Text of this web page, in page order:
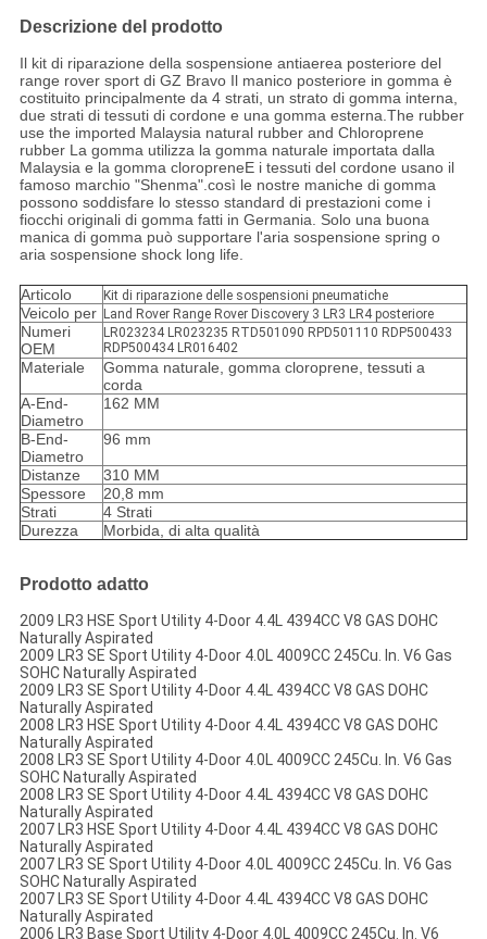
Descrizione del prodotto
Il kit di riparazione della sospensione antiaerea posteriore del
range rover sport di GZ Bravo Il manico posteriore in gomma è
costituito principalmente da 4 strati, un strato di gomma interna,
due strati di tessuti di cordone e una gomma esterna.The rubber
use the imported Malaysia natural rubber and Chloroprene
rubber La gomma utilizza la gomma naturale importata dalla
Malaysia e la gomma cloropreneE i tessuti del cordone usano il
famoso marchio "Shenma".così le nostre maniche di gomma
possono soddisfare lo stesso standard di prestazioni come i
fiocchi originali di gomma fatti in Germania. Solo una buona
manica di gomma può supportare l'aria sospensione spring o
aria sospensione shock long life.
Articolo Kit di riparazione delle sospensioni pneumatiche
Veicolo per Land Rover Range Rover Discovery 3 LR3 LR4 posteriore
Numeri
OEM
LR023234 LR023235 RTD501090 RPD501110 RDP500433
RDP500434 LR016402
Materiale
Gomma naturale, gomma cloroprene, tessuti a
corda
A-End-
Diametro
162 MM
B-End-
Diametro
96 mm
Distanze
310 MM
Spessore
20,8 mm
Strati
4 Strati
Durezza
Morbida, di alta qualità
Prodotto adatto
2009 LR3 HSE Sport Utility 4-Door 4.4L 4394CC V8 GAS DOHC
Naturally Aspirated
2009 LR3 SE Sport Utility 4-Door 4.0L 4009CC 245Cu. In. V6 Gas
SOHC Naturally Aspirated
2009 LR3 SE Sport Utility 4-Door 4.4L 4394CC V8 GAS DOHC
Naturally Aspirated
2008 LR3 HSE Sport Utility 4-Door 4.4L 4394CC V8 GAS DOHC
Naturally Aspirated
2008 LR3 SE Sport Utility 4-Door 4.0L 4009CC 245Cu. In. V6 Gas
SOHC Naturally Aspirated
2008 LR3 SE Sport Utility 4-Door 4.4L 4394CC V8 GAS DOHC
Naturally Aspirated
2007 LR3 HSE Sport Utility 4-Door 4.4L 4394CC V8 GAS DOHC
Naturally Aspirated
2007 LR3 SE Sport Utility 4-Door 4.0L 4009CC 245Cu. In. V6 Gas
SOHC Naturally Aspirated
2007 LR3 SE Sport Utility 4-Door 4.4L 4394CC V8 GAS DOHC
Naturally Aspirated
2006 LR3 Base Sport Utility 4-Door 4.0L 4009CC 245Cu. In. V6